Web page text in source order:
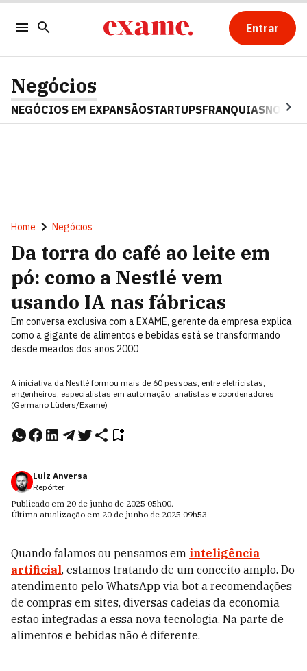
Entrar
Negócios
NEGÓCIOS EM EXPANSÃOSTARTUPSFRANQUIAS
Home Negócios
Da torra do café ao leite em
pó: como a Nestlé vem
usando IA nas fábricas
Em conversa exclusiva com a EXAME, gerente da empresa explica
como a gigante de alimentos e bebidas está se transformando
desde meados dos anos 2000
A iniciativa da Nestlé formou mais de 60 pessoas, entre eletricistas,
engenheiros, especialistas em automação, analistas e coordenadores
(Germano Lüders/Exame)
Luiz Anversa
Repórter
Publicado em 20 de junho de 2025 05h00.
Última atualização em 20 de junho de 2025 09h53.
Quando falamos ou pensamos em inteligência
artificial, estamos tratando de um conceito amplo. Do
atendimento pelo WhatsApp via bot a recomendações
de compras em sites, diversas cadeias da economia
estão integradas a essa nova tecnologia. Na parte de
alimentos e bebidas não é diferente.